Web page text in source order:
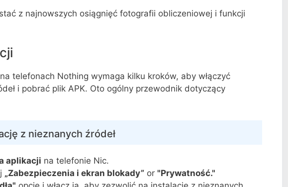
z najnowszych osiągnięć fotografii obliczeniowej i funkcji
telefonach Nothing wymaga kilku kroków, aby włączyć
i pobrać plik APK. Oto ogólny przewodnik dotyczący
z nieznanych źródeł
aplikacji na telefonie Nic.
„Zabezpieczenia i ekran blokady” or "Prywatność."